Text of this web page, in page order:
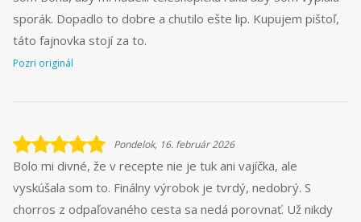
sporák. Dopadlo to dobre a chutilo ešte lip. Kupujem pištoľ,
táto fajnovka stojí za to.
Pozri originál
Pondelok, 16. február 2026
Bolo mi divné, že v recepte nie je tuk ani vajíčka, ale
vyskúšala som to. Finálny výrobok je tvrdý, nedobrý. S
chorros z odpaľovaného cesta sa nedá porovnať. Už nikdy